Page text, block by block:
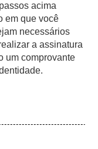
acima
em que você
necessários
a assinatura
um comprovante